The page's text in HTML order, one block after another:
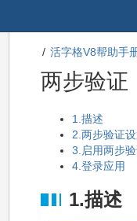
活字格V8帮助手
两步验证
结
起
1.描述
2.两步验证
3.启用两步
4.登录应用
1.描述